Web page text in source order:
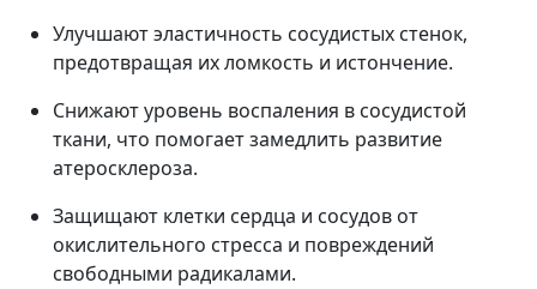
Улучшают эластичность сосудистых стенок,
предотвращая их ломкость и истончение.
Снижают уровень воспаления в сосудистой
ткани, что помогает замедлить развитие
атеросклероза.
Защищают клетки сердца и сосудов от
окислительного стресса и повреждений
свободными радикалами.